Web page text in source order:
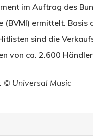
im Auftrag des
(BVMI) ermittelt. Basis
sind die
von ca. 2.600
© Universal Music